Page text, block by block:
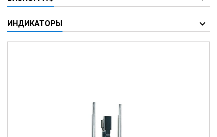
ИНДИКАТОРЫ